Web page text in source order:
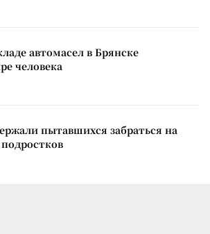
автомасел в Брянске
человека
пытавшихся забраться на